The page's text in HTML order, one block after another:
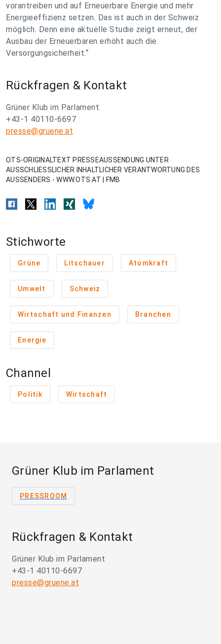
vorantreiben und auf Erneuerbare Energie und mehr
Energieeffizienz setzen. Das ist auch in der Schweiz
möglich. Denn eine aktuelle Studie zeigt erneut, der
Ausbau der Erneuerbaren erhöht auch die
Versorgungsicherheit.“
Rückfragen & Kontakt
Grüner Klub im Parlament
+43-1 40110-6697
presse@gruene.at
OTS-ORIGINALTEXT PRESSEAUSSENDUNG UNTER
AUSSCHLIESSLICHER INHALTLICHER VERANTWORTUNG DES
AUSSENDERS - WWW.OTS.AT | FMB
Stichworte
Grüne Litschauer Atomkraft
Umwelt Schweiz
Wirtschaft und Finanzen Branchen
Energie
Channel
Politik Wirtschaft
Grüner Klub im Parlament
PRESSROOM
Rückfragen & Kontakt
Grüner Klub im Parlament
+43-1 40110-6697
presse@gruene.at